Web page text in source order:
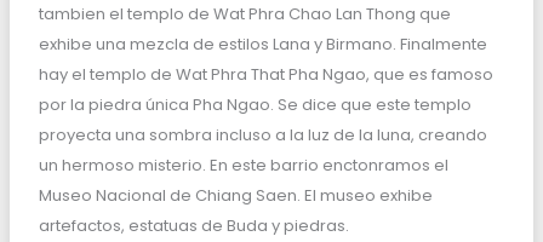
tambien el templo de Wat Phra Chao Lan Thong que
exhibe una mezcla de estilos Lana y Birmano. Finalmente
hay el templo de Wat Phra That Pha Ngao, que es famoso
por la piedra única Pha Ngao. Se dice que este templo
proyecta una sombra incluso a la luz de la luna, creando
un hermoso misterio. En este barrio enctonramos el
Museo Nacional de Chiang Saen. El museo exhibe
artefactos, estatuas de Buda y piedras.